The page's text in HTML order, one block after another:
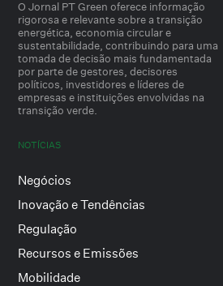
O Jornal PT Green oferece informação
rigorosa e relevante sobre a transição
energética, economia circular e
sustentabilidade, contribuindo para uma
tomada de decisão mais fundamentada
por parte de gestores, decisores
políticos, investidores e líderes de
empresas e instituições envolvidas na
transição verde.
NOTÍCIAS
Negócios
Inovação e Tendências
Regulação
Recursos e Emissões
Mobilidade